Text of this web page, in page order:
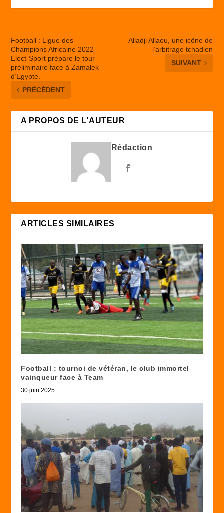
Football : Ligue des
Champions Africaine 2022 –
Elect-Sport prépare le tour
préliminaire face à Zamalek
d’Egypte.
PRÉCÉDENT
Alladji Allaou, une icône de
l’arbitrage tchadien
SUIVANT
A PROPOS DE L'AUTEUR
Rédaction
ARTICLES SIMILAIRES
Football : tournoi de vétéran, le club immortel
vainqueur face à Team
30 juin 2025